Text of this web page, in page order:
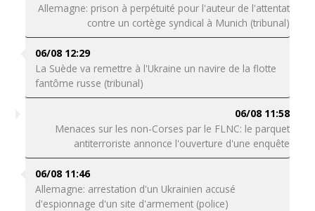
Allemagne: prison à perpétuité pour l'auteur de l'attentat
contre un cortège syndical à Munich (tribunal)
06/08 12:29
La Suède va remettre à l'Ukraine un navire de la flotte
fantôme russe (tribunal)
06/08 11:58
Menaces sur les non-Corses par le FLNC: le parquet
antiterroriste annonce l'ouverture d'une enquête
06/08 11:46
Allemagne: arrestation d'un Ukrainien accusé
d'espionnage d'un site d'armement (police)